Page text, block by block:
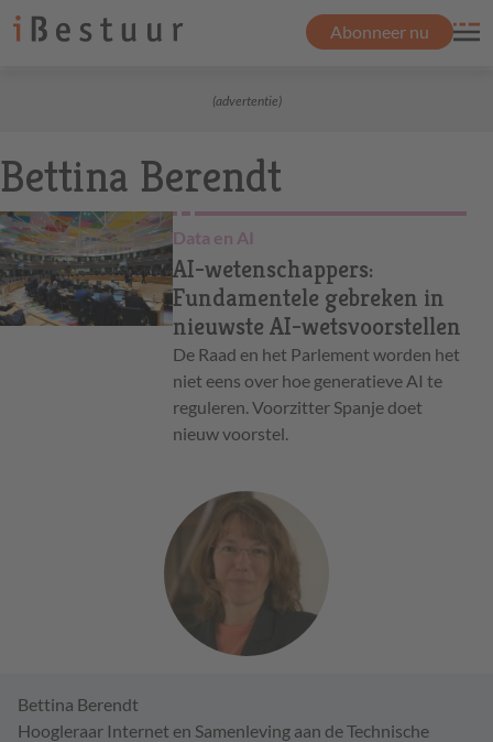
Abonneer nu
(advertentie)
Bettina Berendt
Data en AI
AI-wetenschappers:
Fundamentele gebreken in
nieuwste AI-wetsvoorstellen
De Raad en het Parlement worden het
niet eens over hoe generatieve AI te
reguleren. Voorzitter Spanje doet
nieuw voorstel.
Bettina Berendt
Hoogleraar Internet en Samenleving aan de Technische